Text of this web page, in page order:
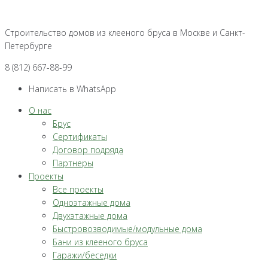
контенту
Строительство домов из клееного бруса в Москве и Санкт-
Петербурге
8 (812) 667-88-99
Написать в WhatsApp
О нас
Брус
Сертификаты
Договор подряда
Партнеры
Проекты
Все проекты
Одноэтажные дома
Двухэтажные дома
Быстровозводимые/модульные дома
Бани из клееного бруса
Гаражи/беседки